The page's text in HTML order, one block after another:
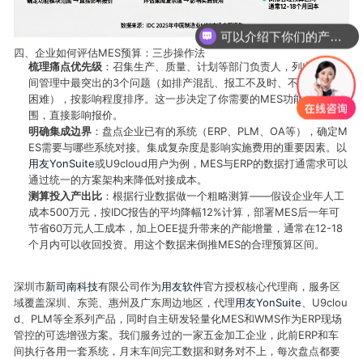
四、企业如何评估MES预算：三步操作法
梳理痛点优先级 ：召集生产、质量、计划等部门负责人，列出当前车
间管理中最突出的3个问题（如排产混乱、报工不及时、不良品追溯
困难），按影响程度排序。这一步决定了你需要的MES功能模块范
围，直接影响报价。
明确集成边界 ：盘点企业已有的系统（ERP、PLM、OA等），确定M
ES需要与哪些系统对接。集成复杂度是影响实施费用的重要因素。以
用友YonSuite或U9cloud用户为例，MES与ERP的数据打通需求可以
通过统一的方案架构来降低对接成本。
测算投入产出比 ：根据行业数据做一个粗略测算——假设企业年人工
成本500万元，按IDC报告的平均降幅12%计算，部署MES后一年可
节省60万元人工成本，加上OEE提升带来的产能增量，通常在12-18
个月内可以收回投资。用这个数据来倒推MES的合理预算区间。
深圳市新司南科技有限公司作为用友软件官方授权核心代理商，服务区
域覆盖深圳、东莞、惠州及广东周边地区，代理用友YonSuite、U9clou
d、PLM等全系列产品，同时自主研发轻量化MES和WMS作为ERP现场
管控的可选增强方案。我们服务过的一家五金加工企业，此前ERP和车
间执行各用一套系统，月末车间完工数据和财务对不上，每次盘点都要
可以介绍下你们的产品么？